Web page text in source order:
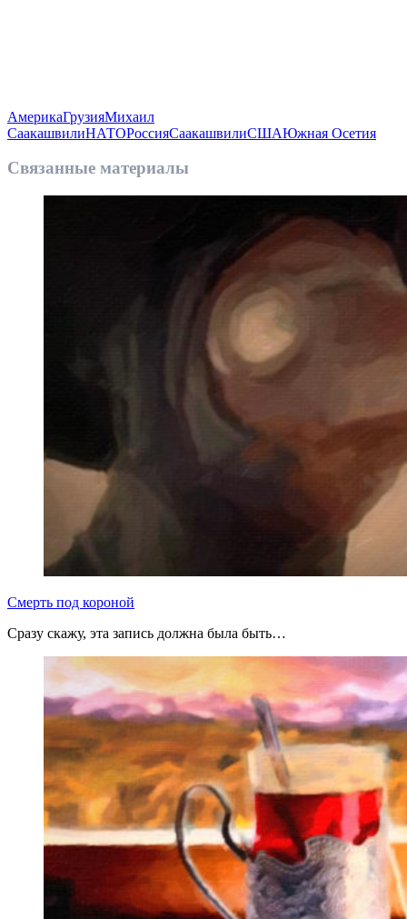
АмерикаГрузияМихаил
СаакашвилиНАТОРоссияСаакашвилиСШАЮжная Осетия
Связанные материалы
Смерть под короной
Сразу скажу, эта запись должна была быть…